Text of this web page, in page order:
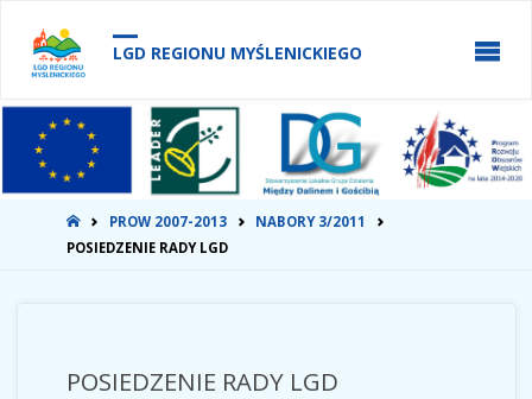
LGD REGIONU MYŚLENICKIEGO
STRONA
GŁÓWNA
PROW 2007-2013
NABORY 3/2011
POSIEDZENIE RADY LGD
POSIEDZENIE RADY LGD